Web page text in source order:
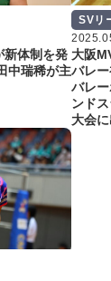
新体制を発
中瑞稀が主
SVリ
大阪
バレ
バレ
ンド
大会に